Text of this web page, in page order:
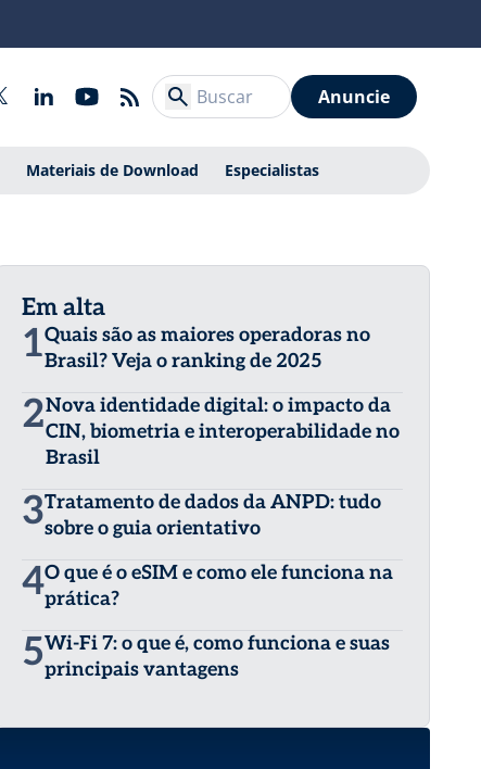
Anuncie
Materiais de Download Especialistas
Em alta
1Quais são as maiores operadoras no
Brasil? Veja o ranking de 2025
2Nova identidade digital: o impacto da
CIN, biometria e interoperabilidade no
Brasil
3Tratamento de dados da ANPD: tudo
sobre o guia orientativo
4O que é o eSIM e como ele funciona na
prática?
5Wi-Fi 7: o que é, como funciona e suas
principais vantagens